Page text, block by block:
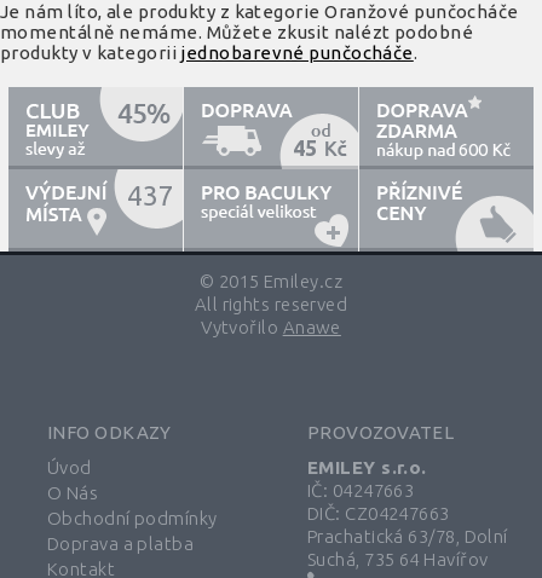
Je nám líto, ale produkty z kategorie Oranžové punčocháče
momentálně nemáme. Můžete zkusit nalézt podobné
produkty v kategorii jednobarevné punčocháče.
45 600
437
© 2015 Emiley.cz
All rights reserved
Vytvořilo Anawe
INFO ODKAZY
Úvod
O Nás
Obchodní podmínky
Doprava a platba
Kontakt
PROVOZOVATEL
EMILEY s.r.o.
IČ: 04247663
DIČ: CZ04247663
Prachatická 63/78, Dolní
Suchá, 735 64 Havířov